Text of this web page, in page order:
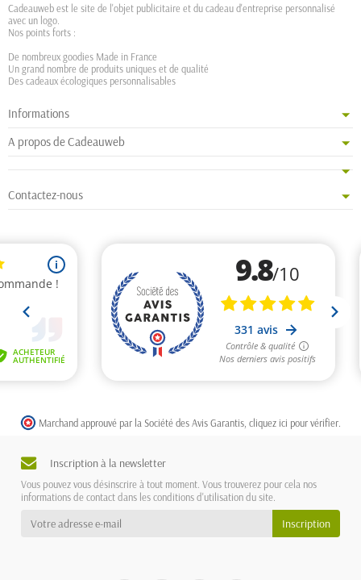
Cadeauweb est le site de l'objet publicitaire et du cadeau d'entreprise personnalisé
avec un logo.
Nos points forts :
De nombreux goodies Made in France
Un grand nombre de produits uniques et de qualité
Des cadeaux écologiques personnalisables
Informations
A propos de Cadeauweb
Contactez-nous
Marchand approuvé par la Société des Avis Garantis, cliquez ici pour vérifier
Inscription à la newsletter
Vous pouvez vous désinscrire à tout moment. Vous trouverez pour cela nos
informations de contact dans les conditions d'utilisation du site.